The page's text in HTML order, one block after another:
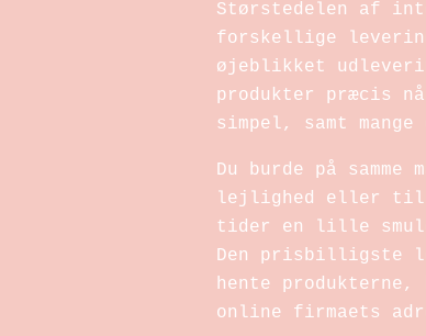
Størstedelen af
forskellige
øjeblikket
produkter præcis
simpel, samt
Du burde på
lejlighed eller til
tider en lille smule
Den prisbilligste
hente
online firmaets